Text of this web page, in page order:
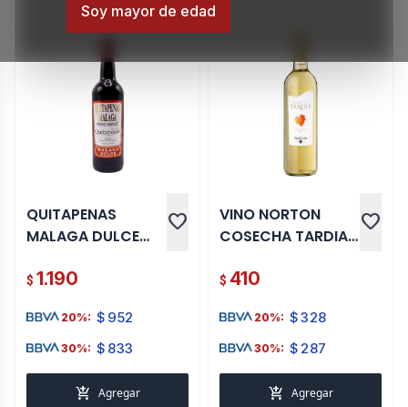
Soy mayor de edad
QUITAPENAS
MALAGA DULCE
favorite
$ 1.190
20%: $ 952
30%: $ 833
add_shopping_cart Agregar
VINO NORTON
COSECHA TARDIA
favorite
$ 410
20%: $328
30%: $ 287
add_shopping_cart Agregar